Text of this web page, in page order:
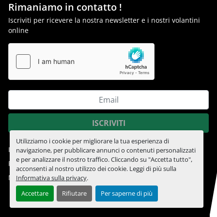
Utilizziamo i cookie per migliorare la tua esperienza di
navigazione, per pubblicare annunci o contenuti personalizzati
e per analizzare il nostro traffico. Cliccando su "Accetta tutto",
acconsenti al nostro utilizzo dei cookie. Leggi di più sulla
Informativa sulla privacy.
Accettare
Rifiutare Per saperne di più
Rimaniamo in contatto !
Iscriviti per ricevere la nostra newsletter e i nostri volantini
online
ISCRIVITI
Informativa sulla privacy
Personalizza le preferenze sui Cookies
Machinio Systemsito web di